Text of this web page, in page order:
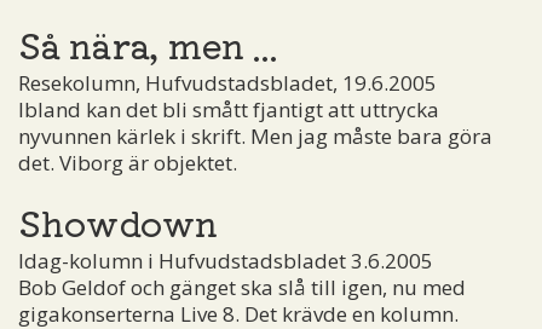
Så nära, men ...
Resekolumn, Hufvudstadsbladet, 19.6.2005
Ibland kan det bli smått fjantigt att uttrycka
nyvunnen kärlek i skrift. Men jag måste bara göra
det. Viborg är objektet.
Showdown
Idag-kolumn i Hufvudstadsbladet 3.6.2005
Bob Geldof och gänget ska slå till igen, nu med
gigakonserterna Live 8. Det krävde en kolumn.